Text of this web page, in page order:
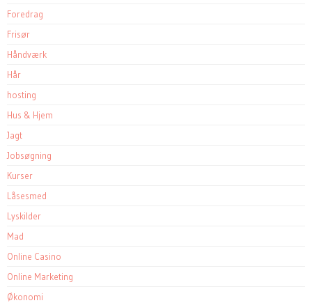
Foredrag
Frisør
Håndværk
Hår
hosting
Hus & Hjem
Jagt
Jobsøgning
Kurser
Låsesmed
Lyskilder
Mad
Online Casino
Online Marketing
Økonomi